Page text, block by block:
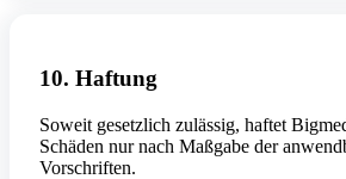
10. Haftung
Soweit gesetzlich zulässig, haftet
Schäden nur nach Maßgabe der
Vorschriften.